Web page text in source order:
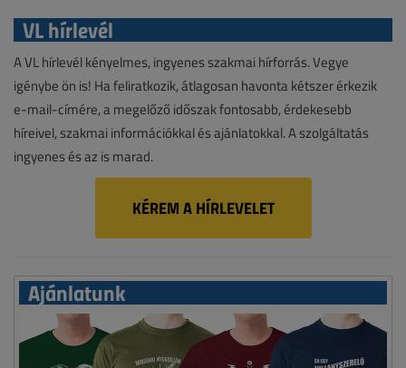
VL hírlevél
A VL hírlevél kényelmes, ingyenes szakmai hírforrás. Vegye
igénybe ön is! Ha feliratkozik, átlagosan havonta kétszer érkezik
e-mail-címére, a megelőző időszak fontosabb, érdekesebb
híreivel, szakmai információkkal és ajánlatokkal. A szolgáltatás
ingyenes és az is marad.
KÉREM A HÍRLEVELET
Ajánlatunk